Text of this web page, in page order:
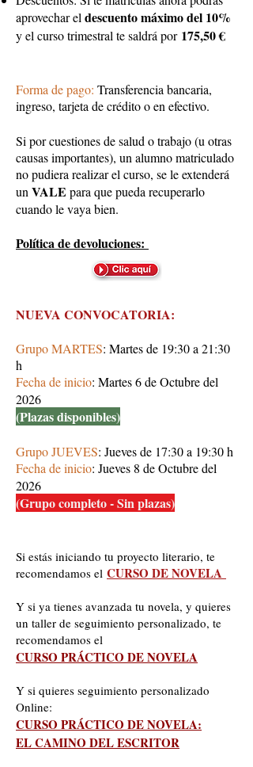
aprovechar el descuento máximo del 10%
y el curso trimestral te saldrá por 175,50 €
Forma de pago: Transferencia bancaria,
ingreso, tarjeta de crédito o en efectivo.
Si por cuestiones de salud o trabajo (u otras
causas importantes), un alumno matriculado
no pudiera realizar el curso, se le extenderá
un VALE para que pueda recuperarlo
cuando le vaya bien.
Política de devoluciones:
NUEVA CONVOCATORIA:
Grupo MARTES: Martes de 19:30 a 21:30
h
Fecha de inicio: Martes 6 de Octubre del
2026​
(Plazas disponibles)
Grupo JUEVES: Jueves de 17:30 a 19:30 h
Fecha de inicio: Jueves 8 de Octubre del
2026
(Grupo completo - Sin plazas)
Si estás iniciando tu proyecto literario, te
recomendamos el CURSO DE NOVELA
Y si ya tienes avanzada tu novela, y quieres
un taller de seguimiento personalizado, te
recomendamos el
CURSO PRÁCTICO DE NOVELA
Y si quieres seguimiento personalizado
Online:
CURSO PRÁCTICO DE NOVELA:
EL CAMINO DEL ESCRITOR